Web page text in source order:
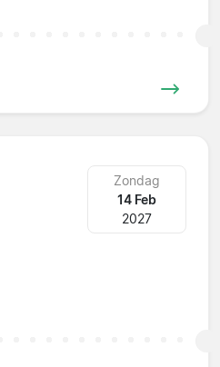
Zondag
14 Feb
2027